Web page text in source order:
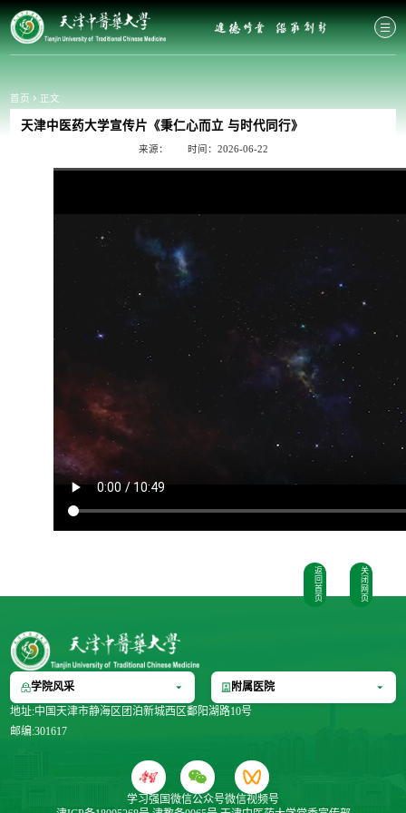
首页 正文
天津中医药大学宣传片《秉仁心而立 与时代同行》
来源： 时间：2026-06-22
关
闭
网
页
返
回
首
页
学院风采
附属医院
地址:中国天津市静海区团泊新城西区鄱阳湖路10号
邮编:301617
学习强国微信公众号微信视频号